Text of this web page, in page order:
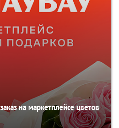
на маркетплейсе цветов